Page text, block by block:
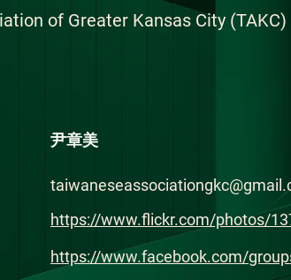
of Greater Kansas City (TAKC)
尹章美
https://www.flickr.com/photos/
https://www.facebook.com/